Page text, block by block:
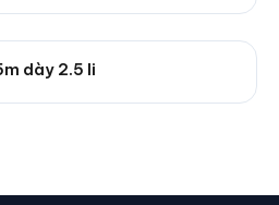
dày 2.5 li